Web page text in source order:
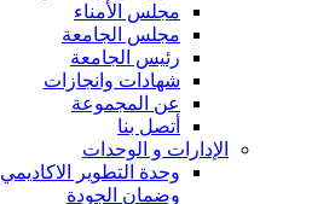
مجلس الأمناء
مجلس الجامعة
رئيس الجامعة
شهادات وانجازات
عن المجموعة
أتصل بنا
الإدارات و الوحدات
وحدة التطوير الاكاديمي
وضمان الجودة